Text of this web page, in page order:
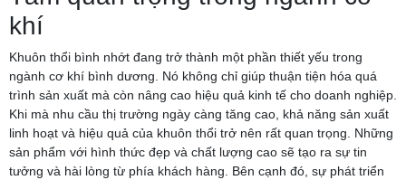
khí
Khuôn thổi bình nhớt đang trở thành một phần thiết yếu trong
ngành cơ khí bình dương. Nó không chỉ giúp thuận tiện hóa quá
trình sản xuất mà còn nâng cao hiệu quả kinh tế cho doanh nghiệp.
Khi mà nhu cầu thị trường ngày càng tăng cao, khả năng sản xuất
linh hoạt và hiệu quả của khuôn thổi trở nên rất quan trọng. Những
sản phẩm với hình thức đẹp và chất lượng cao sẽ tạo ra sự tin
tưởng và hài lòng từ phía khách hàng. Bên cạnh đó, sự phát triển